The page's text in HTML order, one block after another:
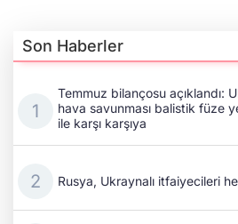
Son Haberler
Temmuz bilançosu açıklandı:
hava savunması balistik füze
ile karşı karşıya
Rusya, Ukraynalı itfaiyecileri